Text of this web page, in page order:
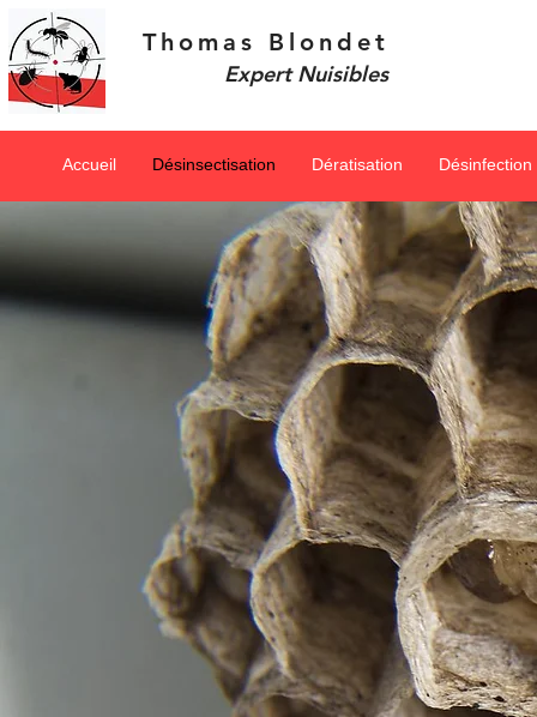
Thomas Blondet
Expert Nuisibles
Accueil Désinsectisation Dératisation Désinfection